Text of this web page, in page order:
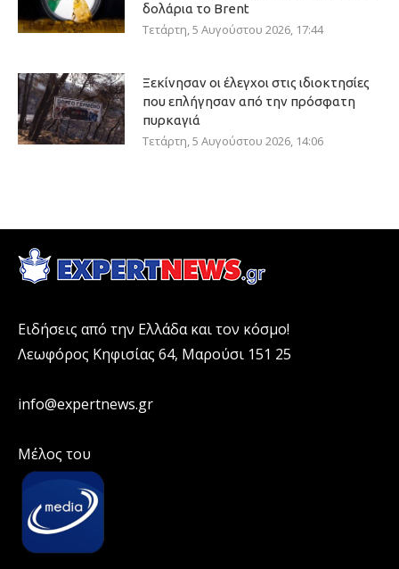
δολάρια το Brent
Τετάρτη, 5 Αυγούστου 2026, 17:44
Ξεκίνησαν οι έλεγχοι στις ιδιοκτησίες
που επλήγησαν από την πρόσφατη
πυρκαγιά
Τετάρτη, 5 Αυγούστου 2026, 14:06
Ειδήσεις από την Ελλάδα και τον κόσμο!
Λεωφόρος Κηφισίας 64, Μαρούσι 151 25
info@expertnews.gr
Μέλος του